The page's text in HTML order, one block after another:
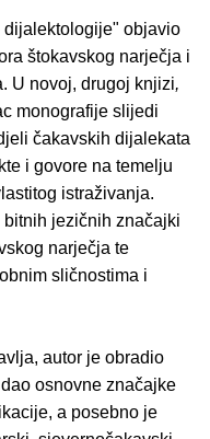
dijalektologije" objavio
štokavskog narječja i
U novoj, drugoj knjizi,
monografije slijedi
čakavskih dijalekata
i govore na temelju
istraživanja.
jezičnih značajki
narječja te
sličnostima i
autor je obradio
osnovne značajke
a posebno je